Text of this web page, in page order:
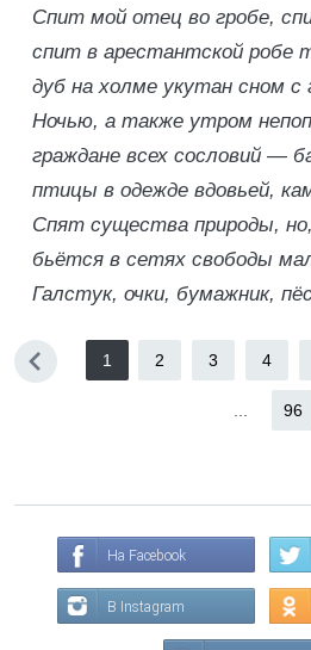
Спит мой отец во гробе,
спит в арестантской робе
дуб на холме укутан сном с
Ночью, а также утром
граждане всех сословий —
птицы в одежде вдовьей,
Спят существа природы,
бьётся в сетях свободы
Галстук, очки, бумажник,
1 2 3 4
96
На Facebook
В Instagram